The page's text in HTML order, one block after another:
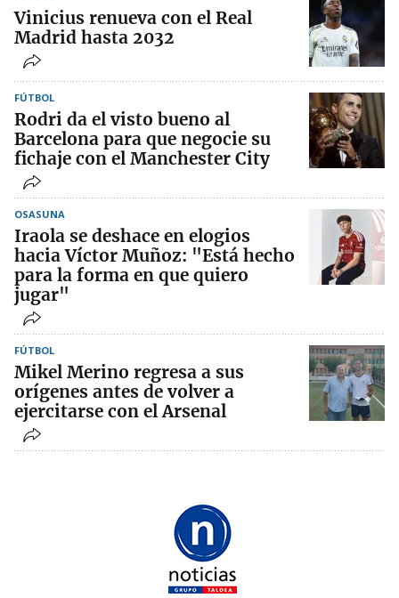
Vinicius renueva con el Real
Madrid hasta 2032
FÚTBOL
Rodri da el visto bueno al
Barcelona para que negocie su
fichaje con el Manchester City
OSASUNA
Iraola se deshace en elogios
hacia Víctor Muñoz: "Está hecho
para la forma en que quiero
jugar"
FÚTBOL
Mikel Merino regresa a sus
orígenes antes de volver a
ejercitarse con el Arsenal